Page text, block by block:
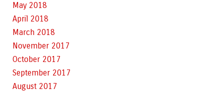
May 2018
April 2018
March 2018
November 2017
October 2017
September 2017
August 2017